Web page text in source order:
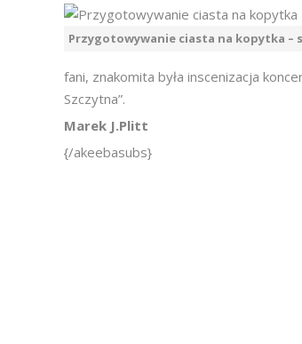
Przygotowywanie ciasta na kopytka –
fani, znakomita była inscenizacja
Szczytna”.
Marek J.Plitt
{/akeebasubs}